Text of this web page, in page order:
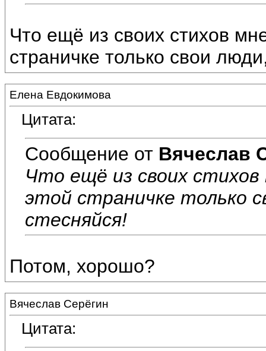
Что ещё из своих стихов
страничке только свои
Елена Евдокимова
Цитата:
Сообщение от Вячеслав
Что ещё из своих
этой страничке только
стесняйся!
Потом, хорошо?
Вячеслав Серёгин
Цитата: